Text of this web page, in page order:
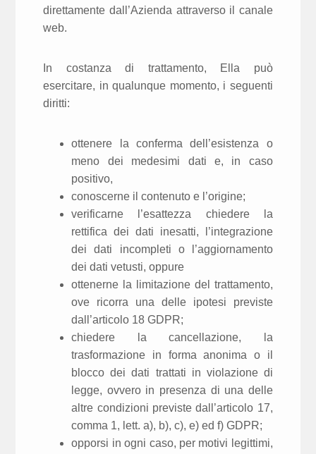
direttamente dall’Azienda attraverso il canale
web.
In costanza di trattamento, Ella può
esercitare, in qualunque momento, i seguenti
diritti:
ottenere la conferma dell’esistenza o
meno dei medesimi dati e, in caso
positivo,
conoscerne il contenuto e l’origine;
verificarne l’esattezza chiedere la
rettifica dei dati inesatti, l’integrazione
dei dati incompleti o l’aggiornamento
dei dati vetusti, oppure
ottenerne la limitazione del trattamento,
ove ricorra una delle ipotesi previste
dall’articolo 18 GDPR;
chiedere la cancellazione, la
trasformazione in forma anonima o il
blocco dei dati trattati in violazione di
legge, ovvero in presenza di una delle
altre condizioni previste dall’articolo 17,
comma 1, lett. a), b), c), e) ed f) GDPR;
opporsi in ogni caso, per motivi legittimi,